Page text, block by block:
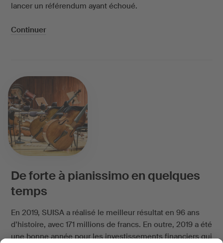
lancer un référendum ayant échoué.
Continuer
De forte à pianissimo en quelques
temps
En 2019, SUISA a réalisé le meilleur résultat en 96 ans
d’histoire, avec 171 millions de francs. En outre, 2019 a été
une bonne année pour les investissements financiers qui